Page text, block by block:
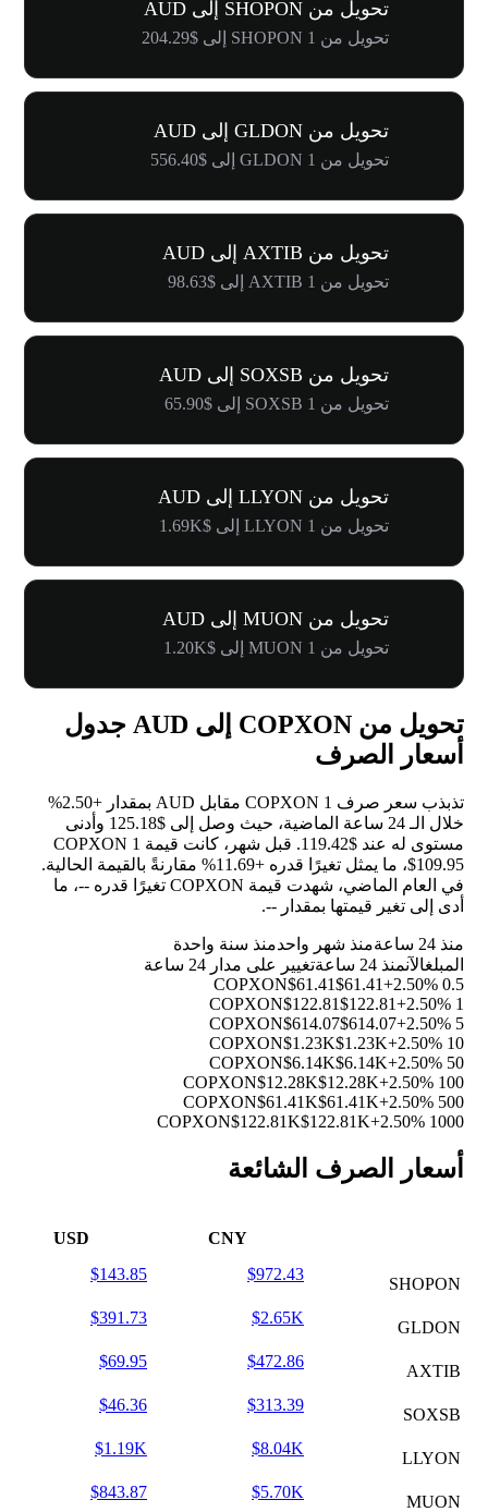
تحويل من SHOPON إلى AUD
تحويل من 1 SHOPON إلى $204.29
تحويل من GLDON إلى AUD
تحويل من 1 GLDON إلى $556.40
تحويل من AXTIB إلى AUD
تحويل من 1 AXTIB إلى $98.63
تحويل من SOXSB إلى AUD
تحويل من 1 SOXSB إلى $65.90
تحويل من LLYON إلى AUD
تحويل من 1 LLYON إلى $1.69K
تحويل من MUON إلى AUD
تحويل من 1 MUON إلى $1.20K
تحويل من COPXON إلى AUD جدول
أسعار الصرف
تذبذب سعر صرف 1 COPXON مقابل AUD بمقدار
+2.50%
خلال الـ 24 ساعة الماضية، حيث وصل إلى $125.18 وأدنى
مستوى له عند $119.42. قبل شهر، كانت قيمة 1 COPXON
$109.95، ما يمثل تغيرًا قدره
+11.69%
مقارنةً بالقيمة الحالية.
في العام الماضي، شهدت قيمة COPXON تغيرًا قدره
--، ما
أدى إلى تغير قيمتها بمقدار --
.
منذ 24 ساعة منذ شهر واحدمنذ سنة واحدة
المبلغالآنمنذ 24 ساعة
تغيير على مدار 24 ساعة
0.5 COPXON
$61.41$61.41+2.50%
1 COPXON
$122.81$122.81+2.50%
5 COPXON
$614.07$614.07+2.50%
10 COPXON
$1.23K$1.23K+2.50%
50 COPXON
$6.14K$6.14K+2.50%
100 COPXON
$12.28K$12.28K+2.50%
500 COPXON
$61.41K$61.41K+2.50%
1000 COPXON
$122.81K$122.81K+2.50%
أسعار الصرف الشائعة
CNY
USD
SHOPON
$972.43
$143.85
GLDON
$2.65K
$391.73
AXTIB
$472.86
$69.95
SOXSB
$313.39
$46.36
LLYON
$8.04K
$1.19K
MUON
$5.70K
$843.87